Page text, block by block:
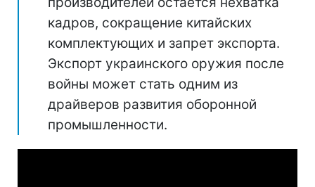
кадров, сокращение китайских
комплектующих и запрет экспорта.
Экспорт украинского оружия после
войны может стать одним из
драйверов развития оборонной
промышленности.